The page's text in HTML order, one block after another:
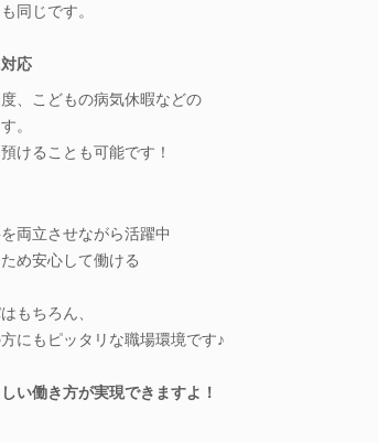
同じです。
応
、こどもの病気休暇などの
。
けることも可能です！
両立させながら活躍中
め安心して働ける
もちろん、
にもピッタリな職場環境です♪
い働き方が実現できますよ！